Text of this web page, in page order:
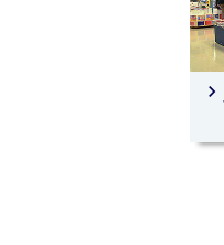
navigate_next